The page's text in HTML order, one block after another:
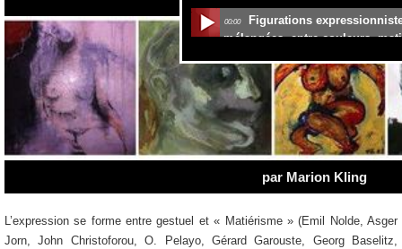
L’expression se forme entre gestuel et « Matiérisme » (Emil Nolde, Asger
Jorn, John Christoforou, O. Pelayo, Gérard Garouste, Georg Baselitz,